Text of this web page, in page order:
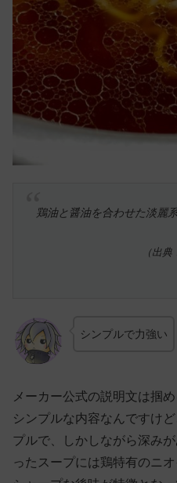
鶏油と醤油を合わせた淡麗
（出
シンプルで力強い
メーカー公式の説明文は掴
シンプルな内容なんですけ
プルで、しかしながら深み
ったスープには鶏特有のニ